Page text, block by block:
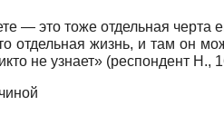
— это тоже отдельная
отдельная жизнь, и там он
не узнает» (респондент Н.,